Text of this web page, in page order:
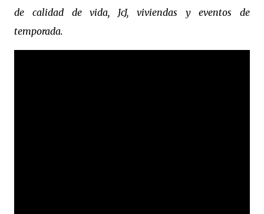
de calidad de vida, JcJ, viviendas y eventos de
temporada.